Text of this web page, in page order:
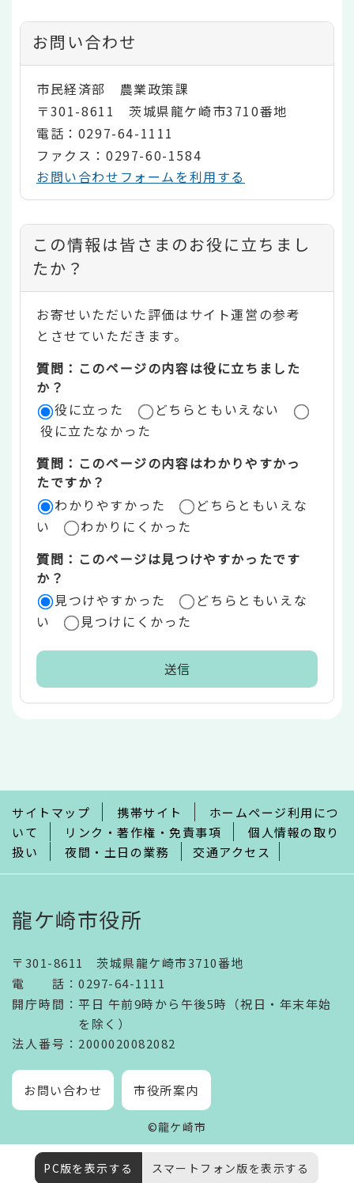
お問い合わせ
市民経済部 農業政策課
〒301-8611 茨城県龍ケ崎市3710番地
電話：0297-64-1111
ファクス：0297-60-1584
お問い合わせフォームを利用する
コ
ン
テ
ン
ツ
評
価
リ
ア
この情報は皆さまのお役に立ちまし
たか？
お寄せいただいた評価はサイト運営の参考
とさせていただきます。
質問：このページの内容は役に立ちました
か？
役に立った
どちらともいえない
役に立たなかった
質問：このページの内容はわかりやすかっ
たですか？
わかりやすかった
どちらともいえな
い
わかりにくかった
質問：このページは見つけやすかったです
か？
見つけやすかった
どちらともいえな
い
見つけにくかった
で
サイトマップ 携帯サイト
ホームページ利用につ
いて
リンク・著作権・免責事項
個人情報の取り
扱い
夜間・土日の業務 交通アクセス
龍ケ崎市役所
〒301-8611 茨城県龍ケ崎市3710番地
電話 ： 0297-64-1111
開庁時間 ： 平日 午前9時から午後5時（祝日・年末年始
を除く）
法人番号 ：2000020082082
お問い合わせ 市役所案内
©龍ケ崎市
PC版を表示する スマートフォン版を表示する